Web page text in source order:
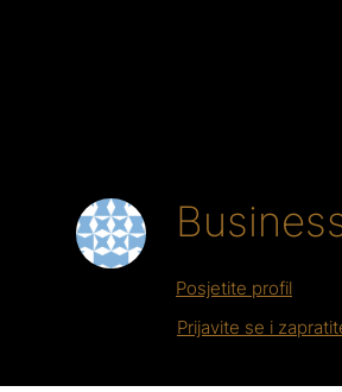
Posjetite profil
Prijavite se i